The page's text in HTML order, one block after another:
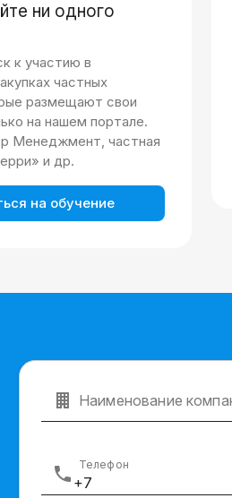
ни одного
к участию в
частных
размещают свои
на нашем портале.
Менеджмент, частная
и др.
на обучение
Наименование
Телефон